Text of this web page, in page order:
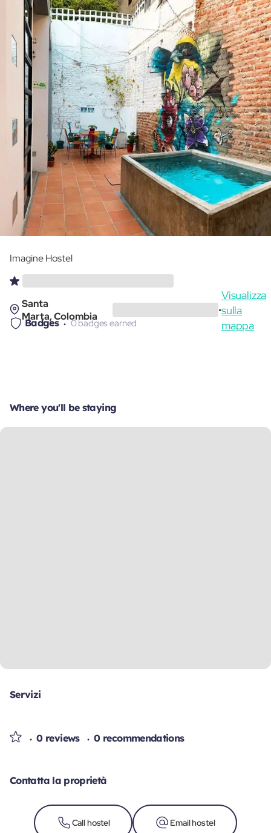
Imagine Hostel
Santa
Marta, Colombia
•
Visualizza
sulla
mappa
Badges 0 badges earned
Where you'll be staying
Servizi
0 reviews 0 recommendations
Contatta la proprietà
Call hostel Email hostel